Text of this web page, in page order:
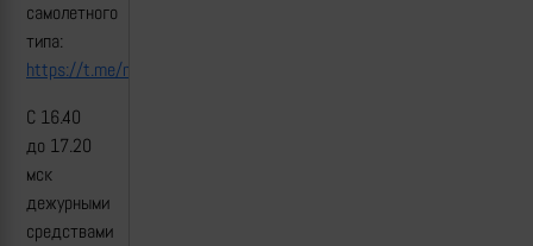
самолетного
типа:
https://t.me/mod_russia/52185
С 16.40
до 17.20
мск
дежурными
средствами